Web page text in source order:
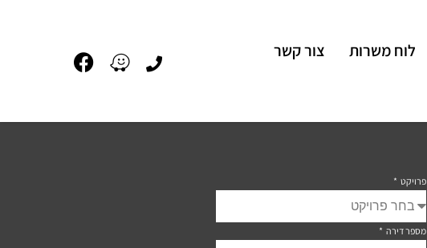
לוח משרות
צור קשר
פרויקט
מספר דירה